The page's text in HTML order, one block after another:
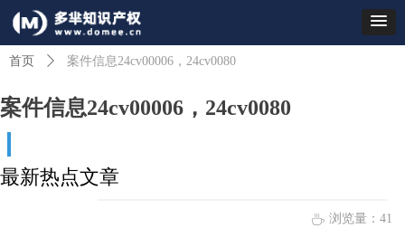
案件信息24cv00006，24cv0080
首页 ꄲ 案件信息24cv00006，24cv0080
ꄘ 浏览量： 41
最新热点文章